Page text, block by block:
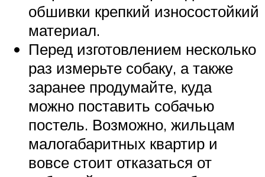
обшивки крепкий износостойкий
материал.
Перед изготовлением несколько
раз измерьте собаку, а также
заранее продумайте, куда
можно поставить собачью
постель. Возможно, жильцам
малогабаритных квартир и
вовсе стоит отказаться от